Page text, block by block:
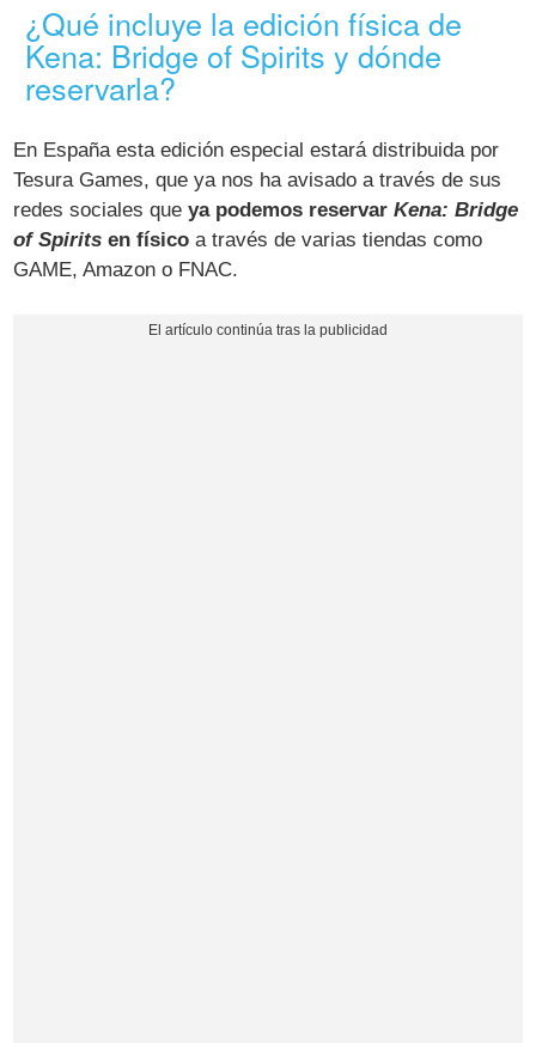
¿Qué incluye la edición física de
Kena: Bridge of Spirits y dónde
reservarla?
En España esta edición especial estará distribuida por
Tesura Games, que ya nos ha avisado a través de sus
redes sociales queya podemos reservarKena: Bridge
of Spirits en físico a través de varias tiendas como
GAME, Amazon o FNAC.